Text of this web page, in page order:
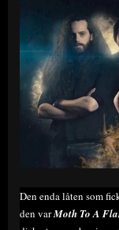
Den enda låten som
den varMoth To A